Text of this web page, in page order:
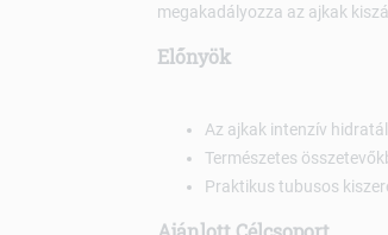
megakadályozza az ajkak
Előnyök
Az ajkak intenzív
Természetes
Praktikus tubusos